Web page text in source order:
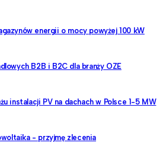
energii o mocy powyżej 100 kW
B2B i B2C dla branży OZE
instalacji PV na dachach w Polsce 1-5 MW
- przyjmę zlecenia